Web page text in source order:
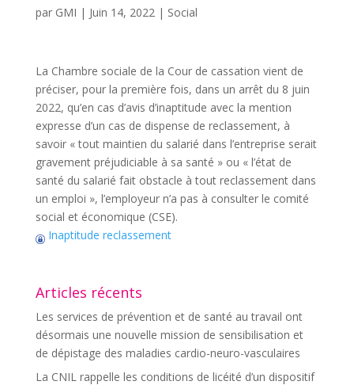
par GMI | Juin 14, 2022| Social
La Chambre sociale de la Cour de cassation vient de
préciser, pour la première fois, dans un arrêt du 8 juin
2022, qu’en cas d’avis d’inaptitude avec la mention
expresse d’un cas de dispense de reclassement, à
savoir « tout maintien du salarié dans l’entreprise serait
gravement préjudiciable à sa santé » ou « l’état de
santé du salarié fait obstacle à tout reclassement dans
un emploi », l’employeur n’a pas à consulter le comité
social et économique (CSE).
Inaptitude reclassement
Articles récents
Les services de prévention et de santé au travail ont
désormais une nouvelle mission de sensibilisation et
de dépistage des maladies cardio-neuro-vasculaires
La CNIL rappelle les conditions de licéité d’un dispositif